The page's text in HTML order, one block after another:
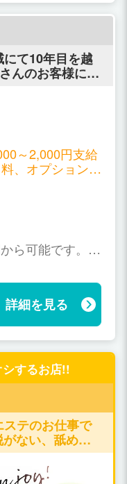
にて10年目を越
んのお客様に愛
と信頼は女の
ートになるは
軽にできるお店
俗店では、目標
は多いと思い
解決して下さ
せん。雑誌やホ
ざいません。
の時に無理に
は比べ物にな
きます!!(v^ｰﾟ)
～2,000円支給
、オプション料
大7枚、月給
ら可能です。
詳細を見る
するお店!!
テのお仕事で
ない、舐めな
能です♪